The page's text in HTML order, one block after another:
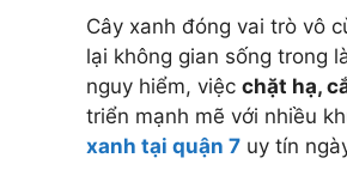
Cây xanh đóng vai trò vô
lại không gian sống trong
nguy hiểm, việc chặt hạ,
triển mạnh mẽ với nhiều
xanh tại quận 7 uy tín